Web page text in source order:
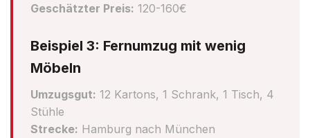
Geschätzter Preis: 120-160€
Beispiel 3: Fernumzug mit wenig
Möbeln
Umzugsgut: 12 Kartons, 1 Schrank, 1 Tisch, 4
Stühle
Strecke: Hamburg nach München